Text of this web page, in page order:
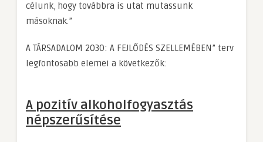
célunk, hogy továbbra is utat mutassunk
másoknak.”
A TÁRSADALOM 2030: A FEJLŐDÉS SZELLEMÉBEN” terv
legfontosabb elemei a következők:
A pozitív alkoholfogyasztás
népszerűsítése